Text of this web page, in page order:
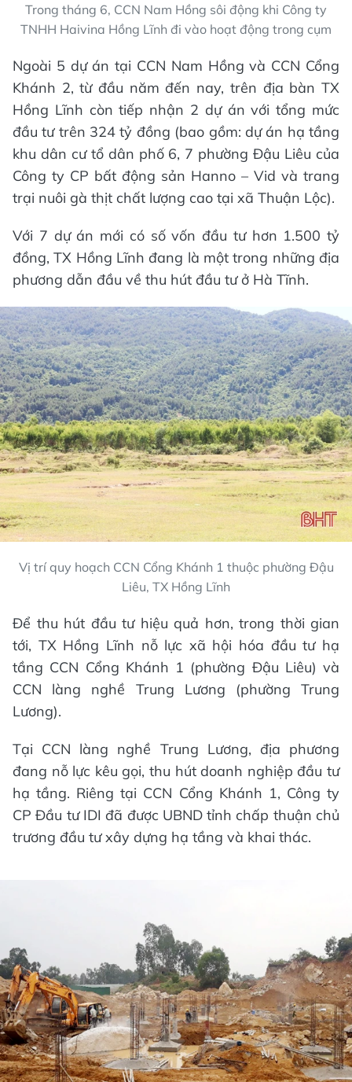
Trong tháng 6, CCN Nam Hồng sôi động khi Công ty
TNHH Haivina Hồng Lĩnh đi vào hoạt động trong cụm
Ngoài 5 dự án tại CCN Nam Hồng và CCN Cổng
Khánh 2, từ đầu năm đến nay, trên địa bàn TX
Hồng Lĩnh còn tiếp nhận 2 dự án với tổng mức
đầu tư trên 324 tỷ đồng (bao gồm: dự án hạ tầng
khu dân cư tổ dân phố 6, 7 phường Đậu Liêu của
Công ty CP bất động sản Hanno – Vid và trang
trại nuôi gà thịt chất lượng cao tại xã Thuận Lộc).
Với 7 dự án mới có số vốn đầu tư hơn 1.500 tỷ
đồng, TX Hồng Lĩnh đang là một trong những địa
phương dẫn đầu về thu hút đầu tư ở Hà Tĩnh.
Vị trí quy hoạch CCN Cổng Khánh 1 thuộc phường Đậu
Liêu, TX Hồng Lĩnh
Để thu hút đầu tư hiệu quả hơn, trong thời gian
tới, TX Hồng Lĩnh nỗ lực xã hội hóa đầu tư hạ
tầng CCN Cổng Khánh 1 (phường Đậu Liêu) và
CCN làng nghề Trung Lương (phường Trung
Lương).
Tại CCN làng nghề Trung Lương, địa phương
đang nỗ lực kêu gọi, thu hút doanh nghiệp đầu tư
hạ tầng. Riêng tại CCN Cổng Khánh 1, Công ty
CP Đầu tư IDI đã được UBND tỉnh chấp thuận chủ
trương đầu tư xây dựng hạ tầng và khai thác.